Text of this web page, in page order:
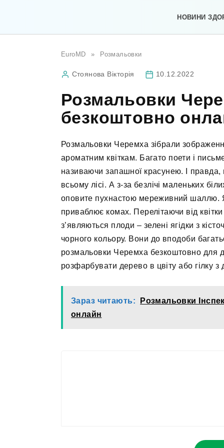
НОВИНИ
EuroMD » Розмальовки
Стоянова Вікторія 10.12.2022
Розмальовки
безкоштовно
Розмальовки Черемха зібрали
ароматним квіткам. Багато поети і
називаючи запашної красунею. І правда,
всьому лісі. А з-за безлічі маленьких
оповите пухнастою мереживний шаллю.
приваблює комах. Перелітаючи від
з’являються плоди – зелені ягідки з
чорного кольору. Вони до вподоби
розмальовки Черемха безкоштовно для
розфарбувати дерево в цвіту або гілку
Зараз читають:
Розмальовки
онлайн